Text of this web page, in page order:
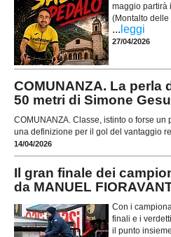
maggio partirà
(Montalto
... leggi
27/04/2026
COMUNANZA. La perla
50 metri di Simone
COMUNANZA. Classe, istinto o forse un
una definizione per il gol del vantaggio
14/04/2026
Il gran finale dei
da MANUEL
Con i
finali e i
il punto